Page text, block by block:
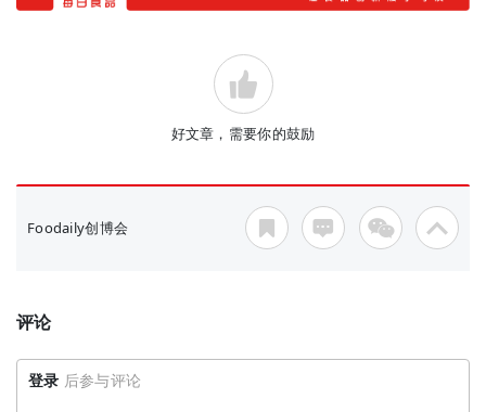
好文章，需要你的鼓励
Foodaily创博会
评论
登录 后参与评论